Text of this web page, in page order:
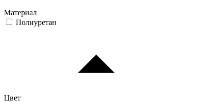
Материал
Полиуретан
Цвет